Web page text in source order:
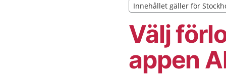
Välj
appen
Innehållet gäller för
Innehållet gäller för